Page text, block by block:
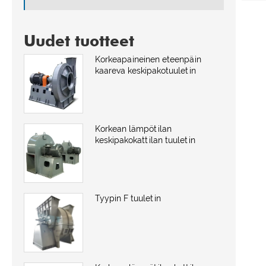
Uudet tuotteet
Korkeapaineinen eteenpäin
kaareva keskipakotuuletin
Korkean lämpötilan
keskipakokattilan tuuletin
Tyypin F tuuletin